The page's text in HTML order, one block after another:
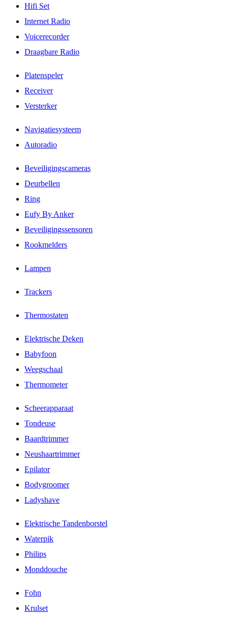
Hifi Set
Internet Radio
Voicerecorder
Draagbare Radio
Platenspeler
Receiver
Versterker
Navigatiesysteem
Autoradio
Beveiligingscameras
Deurbellen
Ring
Eufy By Anker
Beveiligingssensoren
Rookmelders
Lampen
Trackers
Thermostaten
Elektrische Deken
Babyfoon
Weegschaal
Thermometer
Scheerapparaat
Tondeuse
Baardtrimmer
Neushaartrimmer
Epilator
Bodygroomer
Ladyshave
Elektrische Tandenborstel
Waterpik
Philips
Monddouche
Fohn
Krulset